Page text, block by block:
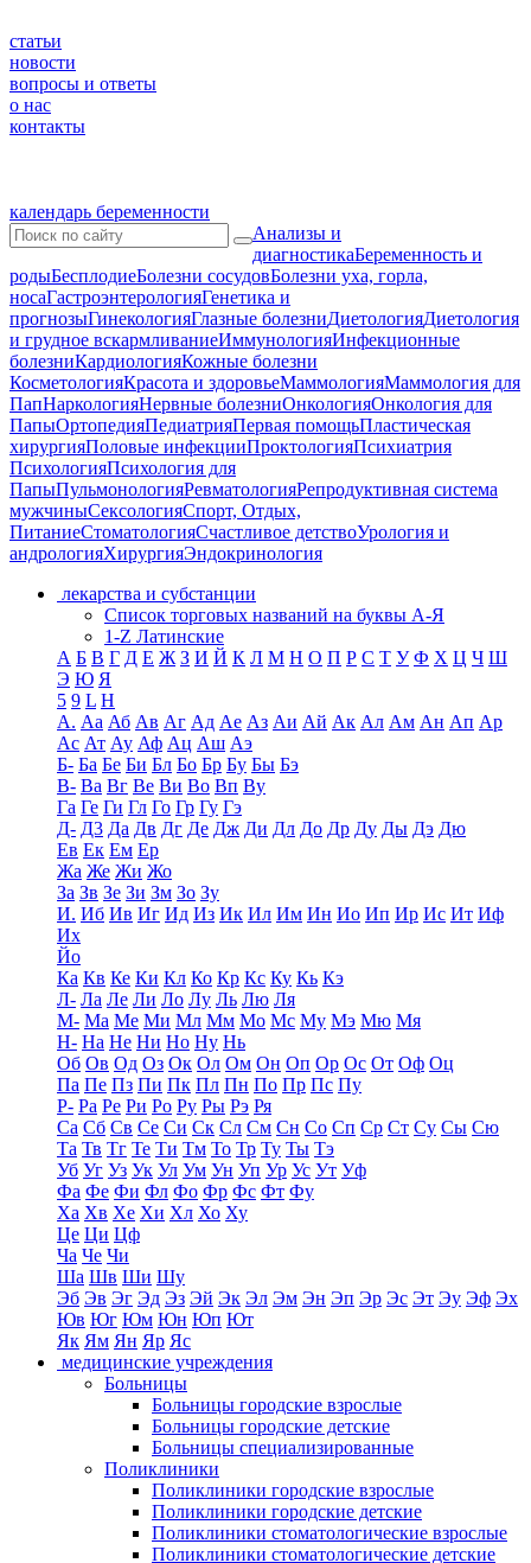
статьи
новости
вопросы и ответы
о нас
контакты
календарь беременности
Анализы и
диагностикаБеременность и
родыБесплодиеБолезни сосудовБолезни уха, горла,
носаГастроэнтерологияГенетика и
прогнозыГинекологияГлазные болезниДиетологияДиетология
и грудное вскармливаниеИммунологияИнфекционные
болезниКардиологияКожные болезни
КосметологияКрасота и здоровьеМаммологияМаммология для
ПапНаркологияНервные болезниОнкологияОнкология для
ПапыОртопедияПедиатрияПервая помощьПластическая
хирургияПоловые инфекцииПроктологияПсихиатрия
ПсихологияПсихология для
ПапыПульмонологияРевматологияРепродуктивная система
мужчиныСексологияСпорт, Отдых,
ПитаниеСтоматологияСчастливое детствоУрология и
андрологияХирургияЭндокринология
лекарства и субстанции
Список торговых названий на буквы А-Я
1-Z Латинские
А Б В Г Д Е Ж З И Й К Л М Н О П Р С Т У Ф Х Ц Ч Ш
Э Ю Я
5 9 L H
А. Аа Аб Ав Аг Ад Ае Аз Аи Ай Ак Ал Ам Ан Ап Ар
Ас Ат Ау Аф Ац Аш Аэ
Б- Ба Бе Би Бл Бо Бр Бу Бы Бэ
В- Ва Вг Ве Ви Во Вп Ву
Га Ге Ги Гл Го Гр Гу Гэ
Д- Д3 Да Дв Дг Де Дж Ди Дл До Др Ду Ды Дэ Дю
Ев Ек Ем Ер
Жа Же Жи Жо
За Зв Зе Зи Зм Зо Зу
И. Иб Ив Иг Ид Из Ик Ил Им Ин Ио Ип Ир Ис Ит Иф
Их
Йо
Ка Кв Ке Ки Кл Ко Кр Кс Ку Кь Кэ
Л- Ла Ле Ли Ло Лу Ль Лю Ля
М- Ма Ме Ми Мл Мм Мо Мс Му Мэ Мю Мя
Н- На Не Ни Но Ну Нь
Об Ов Од Оз Ок Ол Ом Он Оп Ор Ос От Оф Оц
Па Пе Пз Пи Пк Пл Пн По Пр Пс Пу
Р- Ра Ре Ри Ро Ру Ры Рэ Ря
Са Сб Св Се Си Ск Сл См Сн Со Сп Ср Ст Су Сы Сю
Та Тв Тг Те Ти Тм То Тр Ту Ты Тэ
Уб Уг Уз Ук Ул Ум Ун Уп Ур Ус Ут Уф
Фа Фе Фи Фл Фо Фр Фс Фт Фу
Ха Хв Хе Хи Хл Хо Ху
Це Ци Цф
Ча Че Чи
Ша Шв Ши Шу
Эб Эв Эг Эд Эз Эй Эк Эл Эм Эн Эп Эр Эс Эт Эу Эф Эх
Юв Юг Юм Юн Юп Ют
Як Ям Ян Яр Яс
медицинские учреждения
Больницы
Больницы городские взрослые
Больницы городские детские
Больницы специализированные
Поликлиники
Поликлиники городские взрослые
Поликлиники городские детские
Поликлиники стоматологические взрослые
Поликлиники стоматологические детские